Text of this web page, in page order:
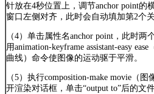
针放在4秒位置上，调节anchor point的
窗口左侧对齐，此时会自动填加第2个关
（4）单击属性名anchor point，此时两
用animation-keyframe assistant-easy
曲线）命令使图像的运动驱于平滑。
（5）执行composition-make movie（
开渲染对话框，单击“output to”后的文